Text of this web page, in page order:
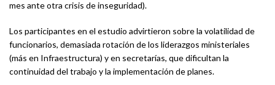
mes ante otra crisis de inseguridad).
Los participantes en el estudio advirtieron sobre la volatilidad de
funcionarios, demasiada rotación de los liderazgos ministeriales
(más en Infraestructura) y en secretarías, que dificultan la
continuidad del trabajo y la implementación de planes.